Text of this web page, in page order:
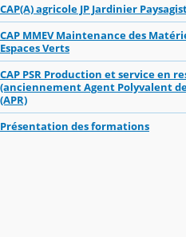
CAP(A) agricole JP Jardinier
CAP MMEV Maintenance des
Espaces Verts
CAP PSR Production et service en
(anciennement Agent Polyvalent
(APR)
Présentation des formations